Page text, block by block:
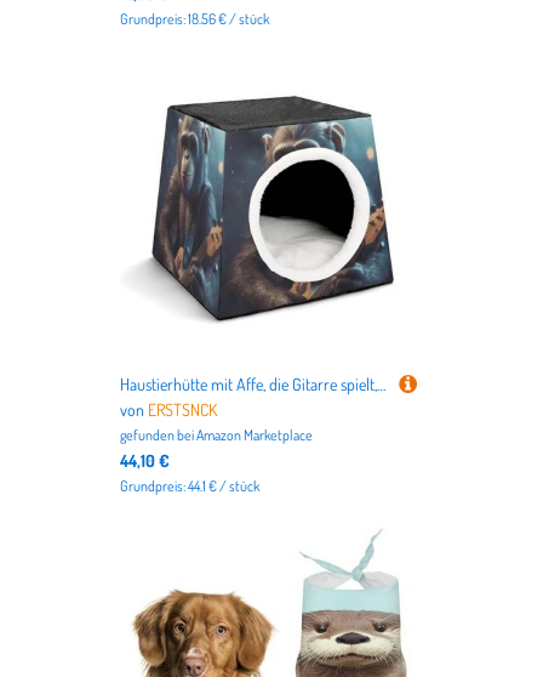
Grundpreis: 18.56 € / stück
Haustierhütte mit Affe, die Gitarre spielt, bequemes Nest für Haustiere, Weltraumkapsel, warm, weich, für den Innenbereich, für Katzen, kleine Hunde und mittelgroße Tiere
von ERSTSNCK
gefunden beiAmazon Marketplace
44,10 €
Grundpreis: 44.1 € / stück